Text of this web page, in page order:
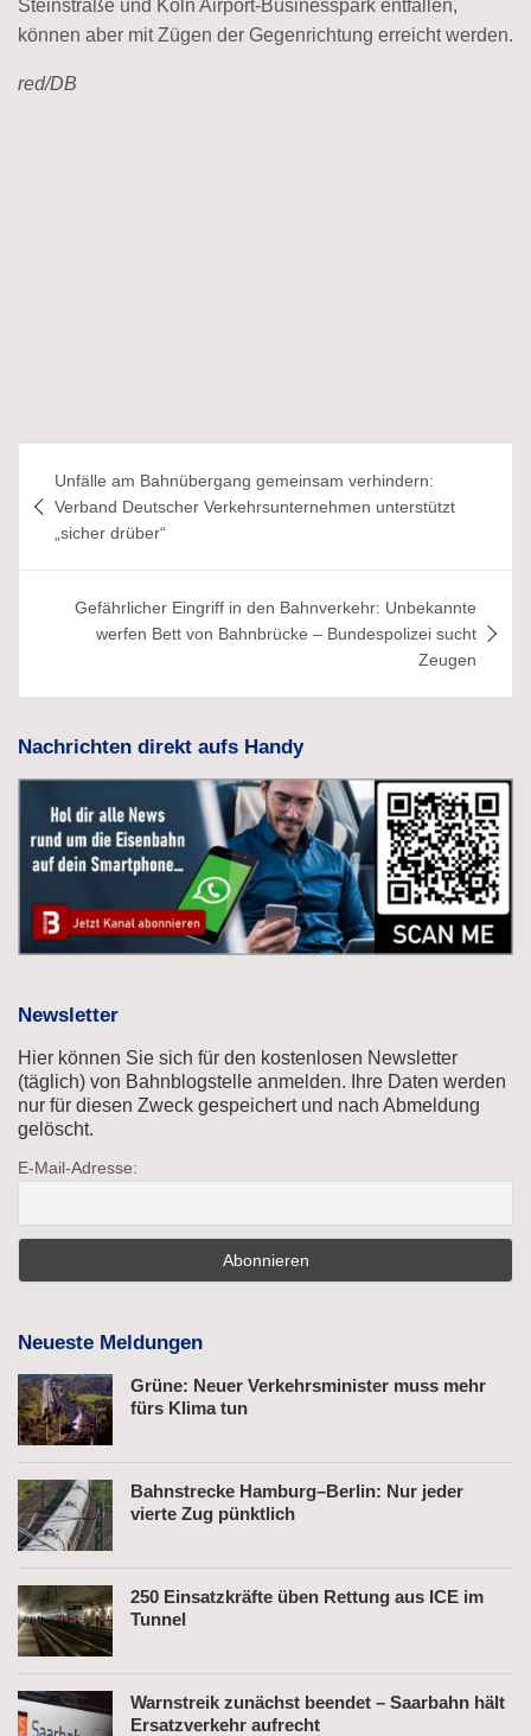
Steinstraße und Köln Airport-Businesspark entfallen,
können aber mit Zügen der Gegenrichtung erreicht werden.
red/DB
Unfälle am Bahnübergang gemeinsam verhindern:
Verband Deutscher Verkehrsunternehmen unterstützt
„sicher drüber“
Gefährlicher Eingriff in den Bahnverkehr: Unbekannte
werfen Bett von Bahnbrücke – Bundespolizei sucht
Zeugen
Nachrichten direkt aufs Handy
Newsletter
Hier können Sie sich für den kostenlosen Newsletter
(täglich) von Bahnblogstelle anmelden. Ihre Daten werden
nur für diesen Zweck gespeichert und nach Abmeldung
gelöscht.
E-Mail-Adresse:
Neueste Meldungen
Grüne: Neuer Verkehrsminister muss mehr
fürs Klima tun
Bahnstrecke Hamburg–Berlin: Nur jeder
vierte Zug pünktlich
250 Einsatzkräfte üben Rettung aus ICE im
Tunnel
Warnstreik zunächst beendet – Saarbahn hält
Ersatzverkehr aufrecht